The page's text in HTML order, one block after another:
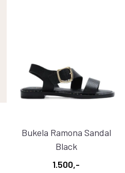
Bukela Ramona Sandal
Black
1.500,-